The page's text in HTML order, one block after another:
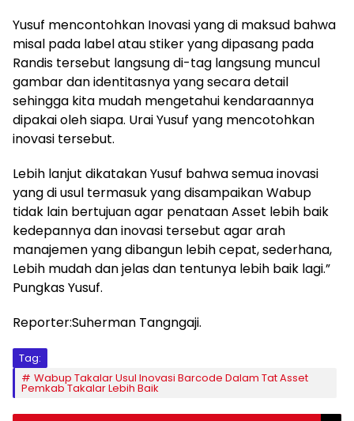
Yusuf mencontohkan Inovasi yang di maksud bahwa
misal pada label atau stiker yang dipasang pada
Randis tersebut langsung di-tag langsung muncul
gambar dan identitasnya yang secara detail
sehingga kita mudah mengetahui kendaraannya
dipakai oleh siapa. Urai Yusuf yang mencotohkan
inovasi tersebut.
Lebih lanjut dikatakan Yusuf bahwa semua inovasi
yang di usul termasuk yang disampaikan Wabup
tidak lain bertujuan agar penataan Asset lebih baik
kedepannya dan inovasi tersebut agar arah
manajemen yang dibangun lebih cepat, sederhana,
Lebih mudah dan jelas dan tentunya lebih baik lagi.”
Pungkas Yusuf.
Reporter:Suherman Tangngaji.
Tag:
Wabup Takalar Usul Inovasi Barcode Dalam Tat Asset
Pemkab Takalar Lebih Baik